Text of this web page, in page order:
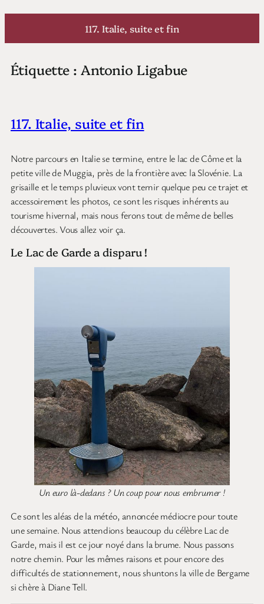
Aller
117. Italie, suite et fin
Étiquette : Antonio Ligabue
117. Italie, suite et fin
Notre parcours en Italie se termine, entre le lac de Côme et la
petite ville de Muggia, près de la frontière avec la Slovénie. La
grisaille et le temps pluvieux vont ternir quelque peu ce trajet et
accessoirement les photos, ce sont les risques inhérents au
tourisme hivernal, mais nous ferons tout de même de belles
découvertes. Vous allez voir ça.
Le Lac de Garde a disparu !
Un euro là-dedans ? Un coup pour nous embrumer !
Ce sont les aléas de la météo, annoncée médiocre pour toute
une semaine. Nous attendions beaucoup du célèbre Lac de
Garde, mais il est ce jour noyé dans la brume. Nous passons
notre chemin. Pour les mêmes raisons et pour encore des
difficultés de stationnement, nous shuntons la ville de Bergame
si chère à Diane Tell.